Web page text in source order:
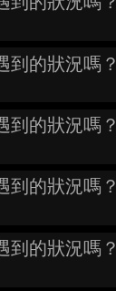
到的狀況嗎？
到的狀況嗎？
到的狀況嗎？
到的狀況嗎？